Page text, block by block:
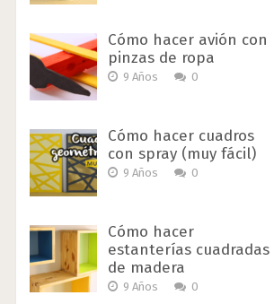
Cómo hacer avión con
pinzas de ropa
9 Años 0
Cómo hacer cuadros
con spray (muy fácil)
9 Años 0
Cómo hacer
estanterías cuadradas
de madera
9 Años 0